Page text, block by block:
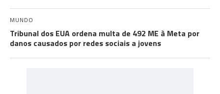
MUNDO
Tribunal dos EUA ordena multa de 492 ME à Meta por
danos causados por redes sociais a jovens